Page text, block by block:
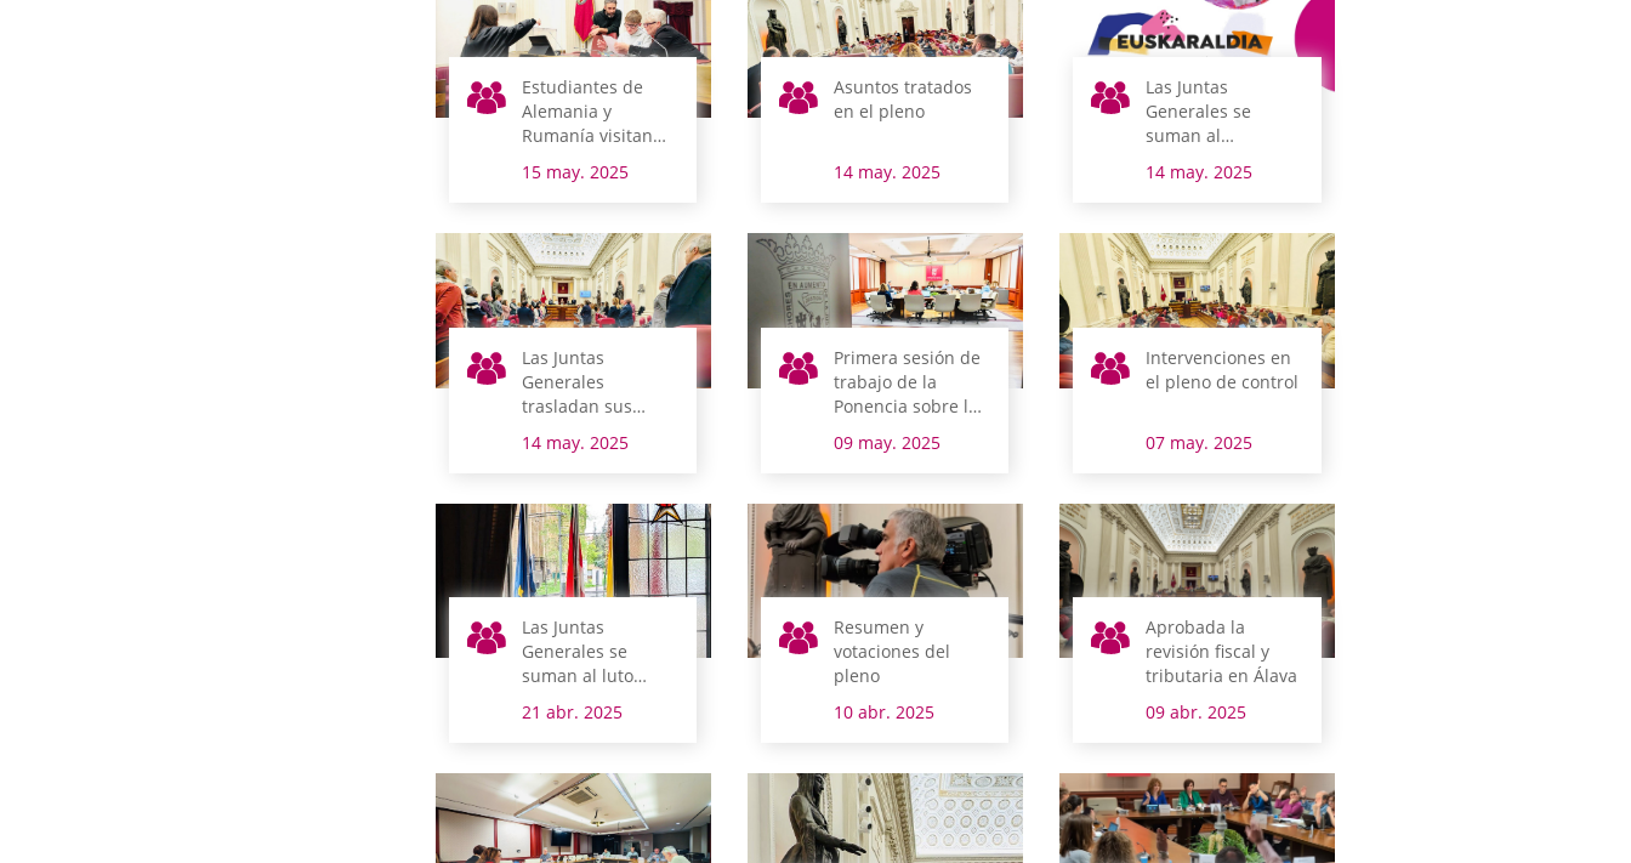
Estudiantes de
Alemania y
Rumanía visitan
Generales como
los autogobiernos
democráticos más
antiguos de
Europa
15 may. 2025
Asuntos tratados
en el pleno
14 may. 2025
Las Juntas
Generales se
suman al
Euskaraldia para
euskera
14 may. 2025
Las Juntas
Generales
trasladan sus
el fallecimiento de
14 may. 2025
Primera sesión de
trabajo de la
Ponencia sobre la
los Servicios
atienden a
personas con
discapacidad y su
futuro
09 may. 2025
Intervenciones en
el pleno de control
07 may. 2025
Las Juntas
Generales se
suman al luto
oficial por el Papa
Francisco
21 abr. 2025
Resumen y
votaciones del
pleno
10 abr. 2025
Aprobada la
revisión fiscal y
tributaria en Álava
09 abr. 2025